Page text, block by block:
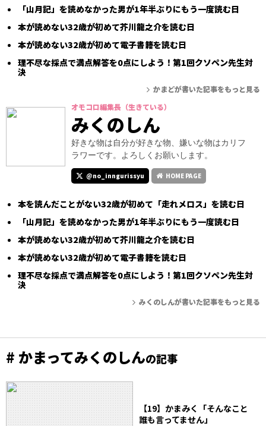
「山月記」を読めなかった男が1年半ぶりにもう一度読む日
本が読めない32歳が初めて芥川龍之介を読む日
本が読めない32歳が初めて電子書籍を読む日
理不尽な採点で満点解答を0点にしよう！第1回クソペン先生対
決
かまどが書いた記事をもっと見る
オモコロ編集長（生きている）
みくのしん
好きな物は自分が好きな物、嫌いな物はカリフ
ラワーです。よろしくお願いします。
@no_inngurissyu HOME PAGE
本を読んだことがない32歳が初めて「走れメロス」を読む日
「山月記」を読めなかった男が1年半ぶりにもう一度読む日
本が読めない32歳が初めて芥川龍之介を読む日
本が読めない32歳が初めて電子書籍を読む日
理不尽な採点で満点解答を0点にしよう！第1回クソペン先生対
決
みくのしんが書いた記事をもっと見る
# かまってみくのしんの記事
【19】かまみく「そんなこと
誰も言ってません」